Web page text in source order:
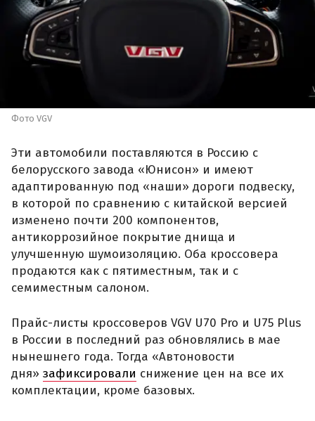
Фото VGV
Эти автомобили поставляются в Россию с
белорусского завода «Юнисон» и имеют
адаптированную под «наши» дороги подвеску,
в которой по сравнению с китайской версией
изменено почти 200 компонентов,
антикоррозийное покрытие днища и
улучшенную шумоизоляцию. Оба кроссовера
продаются как с пятиместным, так и с
семиместным салоном.
Прайс-листы кроссоверов VGV U70 Pro и U75 Plus
в России в последний раз обновлялись в мае
нынешнего года. Тогда «Автоновости
дня» зафиксировали снижение цен на все их
комплектации, кроме базовых.